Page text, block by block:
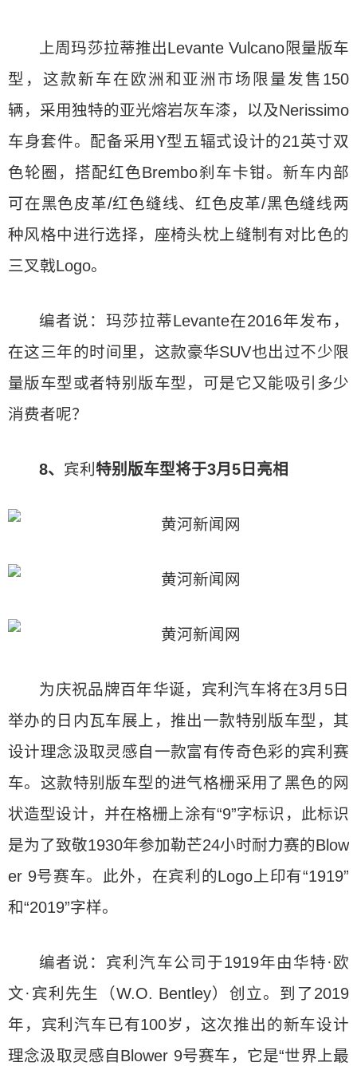
上周玛莎拉蒂推出Levante Vulcano限量版车
型，这款新车在欧洲和亚洲市场限量发售150
辆，采用独特的亚光熔岩灰车漆，以及Nerissimo
车身套件。配备采用Y型五辐式设计的21英寸双
色轮圈，搭配红色Brembo刹车卡钳。新车内部
可在黑色皮革/红色缝线、红色皮革/黑色缝线两
种风格中进行选择，座椅头枕上缝制有对比色的
三叉戟Logo。
编者说：玛莎拉蒂Levante在2016年发布，
在这三年的时间里，这款豪华SUV也出过不少限
量版车型或者特别版车型，可是它又能吸引多少
消费者呢？
8、 宾利特别版车型将于3月5日亮相
为庆祝品牌百年华诞，宾利汽车将在3月5日
举办的日内瓦车展上，推出一款特别版车型，其
设计理念汲取灵感自一款富有传奇色彩的宾利赛
车。这款特别版车型的进气格栅采用了黑色的网
状造型设计，并在格栅上涂有“9”字标识，此标识
是为了致敬1930年参加勒芒24小时耐力赛的Blow
er 9号赛车。此外，在宾利的Logo上印有“1919”
和“2019”字样。
编者说：宾利汽车公司于1919年由华特·欧
文·宾利先生（W.O. Bentley）创立。到了2019
年，宾利汽车已有100岁，这次推出的新车设计
理念汲取灵感自Blower 9号赛车，它是“世界上最